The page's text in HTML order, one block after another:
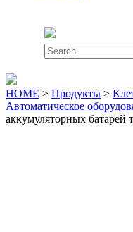
Search
for:
HOME > Продукты >
Автоматическое
аккумуляторных батарей